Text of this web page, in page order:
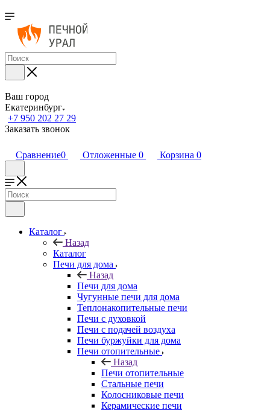
Ваш город
Екатеринбург
+7 950 202 27 29
Заказать звонок
Сравнение0 Отложенные 0 Корзина 0
Каталог
Назад
Каталог
Печи для дома
Назад
Печи для дома
Чугунные печи для дома
Теплонакопительные печи
Печи с духовкой
Печи с подачей воздуха
Печи буржуйки для дома
Печи отопительные
Назад
Печи отопительные
Стальные печи
Колосниковые печи
Керамические печи